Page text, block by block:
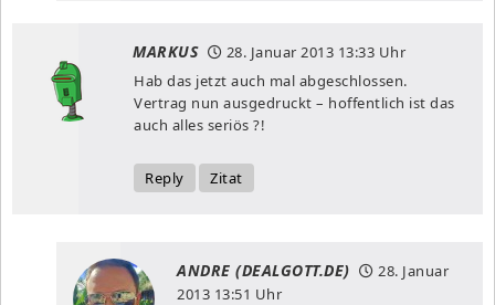
MARKUS 28. Januar 2013 13:33 Uhr
Hab das jetzt auch mal abgeschlossen.
Vertrag nun ausgedruckt – hoffentlich ist das
auch alles seriös ?!
Reply Zitat
ANDRE (DEALGOTT.DE)
28. Januar
2013 13:51 Uhr